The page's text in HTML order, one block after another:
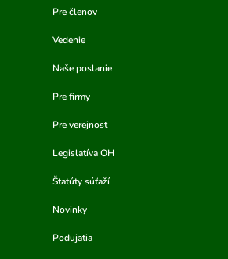
Pre členov
Vedenie
Naše poslanie
Pre firmy
Pre verejnosť
Legislatíva OH
Štatúty súťaží
Novinky
Podujatia